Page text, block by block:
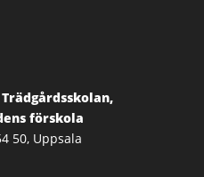
förskola
50, Uppsala